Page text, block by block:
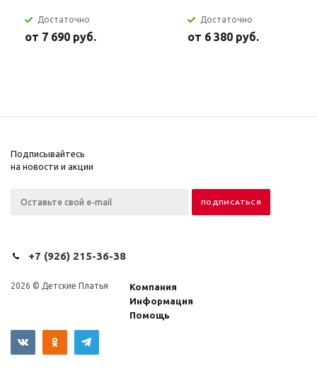
Достаточно
от 7 690 руб.
Достаточно
от 6 380 руб.
Подписывайтесь
на новости и акции
+7 (926) 215-36-38
2026 © Детские Платья
Компания
Информация
Помощь